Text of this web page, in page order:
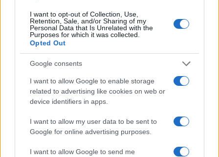
I want to opt-out of Collection, Use,
Retention, Sale, and/or Sharing of my
Personal Data that Is Unrelated with the
Purposes for which it was collected.
Opted Out
Google consents
I want to allow Google to enable storage
related to advertising like cookies on web or
device identifiers in apps.
I want to allow my user data to be sent to
Google for online advertising purposes.
I want to allow Google to send me
Ogni installazione nasce in relazione diretta con il
luogo che la ospita, diventando una presenza
permanente e irripetibile. Pittura, scultura, land
art e arte sacra convivono in un percorso che
intreccia memoria e contemporaneità, tradizioni
popolari e ricerca estetica, spiritualità e umanità.
Un racconto coraleche restituisce la complessità
dell’identità siciliana e la sua capacità di
rinnovarsi senza perdere il legame con le proprie